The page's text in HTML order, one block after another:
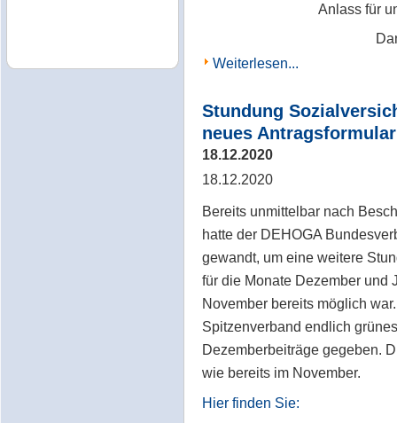
Anlass für
Weiterlesen...
Stundung
neues Antragsformular
18.12.2020
18.12.2020
Bereits unmittelbar nach
hatte der DEHOGA
gewandt, um eine weitere
für die Monate Dezember und
November bereits möglich
Spitzenverband endlich
Dezemberbeiträge gegeben.
wie bereits im November.
Hier finden Sie: